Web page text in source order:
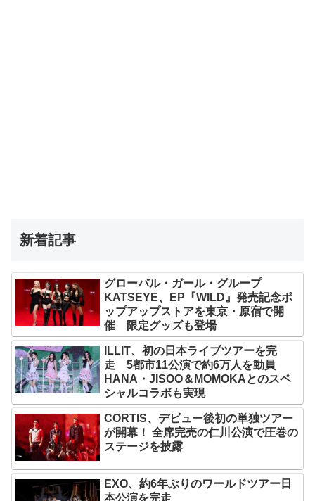
新着記事
グローバル・ガール・グループ
KATSEYE、EP『WILD』発売記念ポ
ップアップストアを東京・原宿で開
催 限定グッズも登場
ILLIT、初の日本ライブツアーを完
走 5都市11公演で約6万人を動員
HANA・JISOO＆MOMOKAとのスペ
シャルコラボも実現
CORTIS、デビュー後初の単独ツアー
が開幕！ 全席完売の仁川公演で圧巻の
ステージを披露
EXO、約6年ぶりのワールドツアー日
本公演を完走